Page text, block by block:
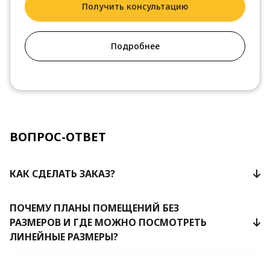
Получить консультацию
Подробнее
ВОПРОС-ОТВЕТ
КАК СДЕЛАТЬ ЗАКАЗ?
ПОЧЕМУ ПЛАНЫ ПОМЕЩЕНИЙ БЕЗ
РАЗМЕРОВ И ГДЕ МОЖНО ПОСМОТРЕТЬ
ЛИНЕЙНЫЕ РАЗМЕРЫ?